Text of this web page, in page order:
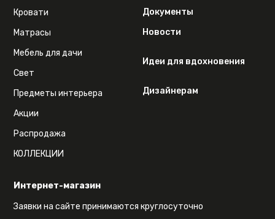
Интернет-магазин
Заявки на сайте принимаются круглосуточно
Кровати
Матрасы
Мебель для дачи
Свет
Предметы интерьера
Акции
Распродажа
КОЛЛЕКЦИИ
Документы
Новости
Идеи для вдохновения
Дизайнерам